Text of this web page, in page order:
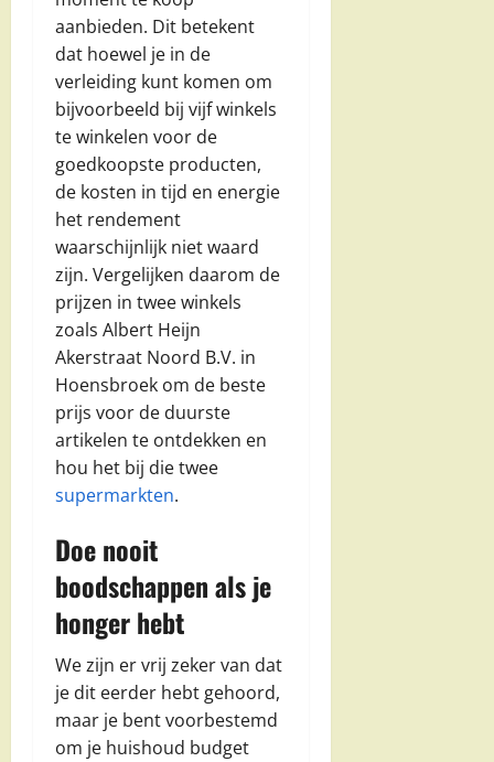
aanbieden. Dit betekent
dat hoewel je in de
verleiding kunt komen om
bijvoorbeeld bij vijf winkels
te winkelen voor de
goedkoopste producten,
de kosten in tijd en energie
het rendement
waarschijnlijk niet waard
zijn. Vergelijken daarom de
prijzen in twee winkels
zoals Albert Heijn
Akerstraat Noord B.V. in
Hoensbroek om de beste
prijs voor de duurste
artikelen te ontdekken en
hou het bij die twee
supermarkten.
Doe nooit
boodschappen als je
honger hebt
We zijn er vrij zeker van dat
je dit eerder hebt gehoord,
maar je bent voorbestemd
om je huishoud budget